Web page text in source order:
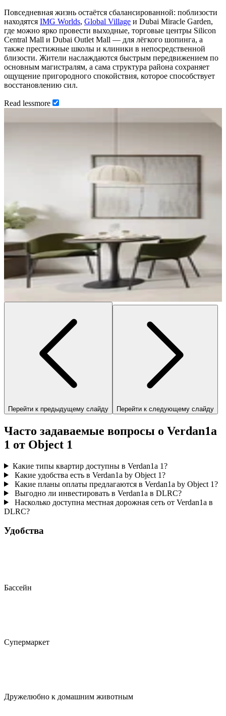
Повседневная жизнь остаётся сбалансированной: поблизости
находятся IMG Worlds, Global Village и Dubai Miracle Garden,
где можно ярко провести выходные, торговые центры Silicon
Central Mall и Dubai Outlet Mall — для лёгкого шопинга, а
также престижные школы и клиники в непосредственной
близости. Жители наслаждаются быстрым передвижением по
основным магистралям, а сама структура района сохраняет
ощущение пригородного спокойствия, которое способствует
восстановлению сил.
Read lessmore
Перейти к предыдущему слайду Перейти к следующему слайду
Часто задаваемые вопросы о Verdan1a
1 от Object 1
Какие типы квартир доступны в Verdan1a 1?
Какие удобства есть в Verdan1a by Object 1?
Какие планы оплаты предлагаются в Verdan1a by Object 1?
Выгодно ли инвестировать в Verdan1a в DLRC?
Насколько доступна местная дорожная сеть от Verdan1a в
DLRC?
Удобства
Бассейн
Супермаркет
Дружелюбно к домашним животным